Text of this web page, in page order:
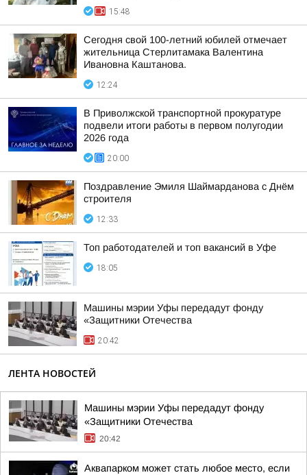
15:48
Сегодня свой 100-летний юбилей отмечает
жительница Стерлитамака Валентина
Ивановна Каштанова.
12:24
В Приволжской транспортной прокуратуре
подвели итоги работы в первом полугодии
2026 года
20:00
Поздравление Эмиля Шаймарданова с Днём
строителя
12:33
Топ работодателей и топ вакансий в Уфе
18:05
Машины мэрии Уфы передадут фонду
«Защитники Отечества
20:42
ЛЕНТА НОВОСТЕЙ
Машины мэрии Уфы передадут фонду
«Защитники Отечества
20:42
Аквапарком может стать любое место, если